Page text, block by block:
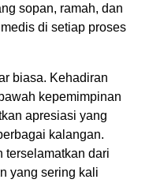
sopan, ramah, dan
di setiap proses
biasa. Kehadiran
kepemimpinan
apresiasi yang
kalangan.
terselamatkan dari
yang sering kali